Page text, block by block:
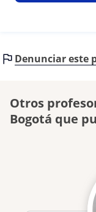
Denunciar este
Otros
Bogotá que